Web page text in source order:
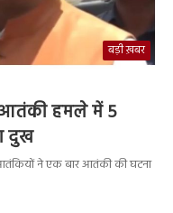
बड़ी ख़बर
हमले में 5
दुख
ने एक बार आतंकी की घटना